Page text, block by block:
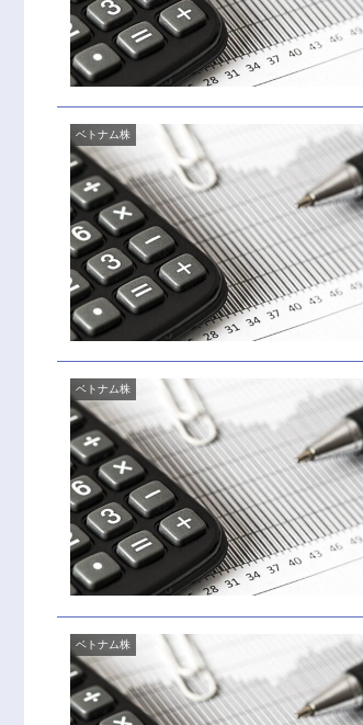
ベトナム株
ベトナム株
ベトナム株